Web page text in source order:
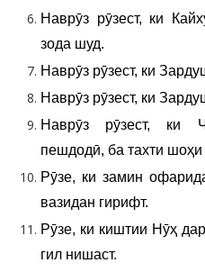
Наврӯз рӯзест, ки
зода шуд.
Наврӯз рӯзест, ки
Наврӯз рӯзест, ки
Наврӯз рӯзест, ки
пешдодӣ, ба тахти шоҳи
Рӯзе, ки замин
вазидан гирифт.
Рӯзе, ки киштии Нӯҳ
гил нишаст.